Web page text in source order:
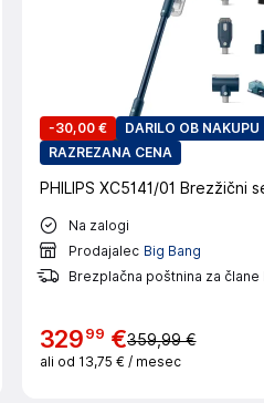
-30,00 €
DARILO OB NAKUPU
RAZREZANA CENA
PHILIPS XC5141/01 Brezžični
Na zalogi
Prodajalec Big Bang
Brezplačna poštnina za člane
32999 €359,99 €
ali od 13,75 € / mesec